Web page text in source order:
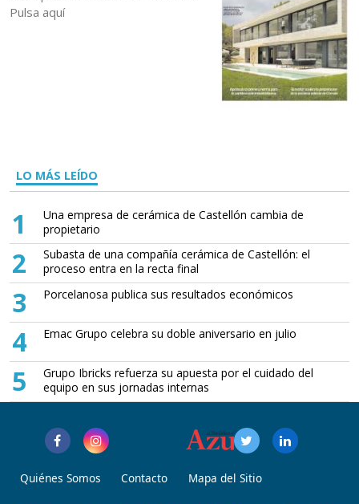
Pulsa aquí
LO MÁS LEÍDO
1
Una empresa de cerámica de Castellón cambia de
propietario
2
Subasta de una compañía cerámica de Castellón: el
proceso entra en la recta final
3 Porcelanosa publica sus resultados económicos
4 Emac Grupo celebra su doble aniversario en julio
5
Grupo Ibricks refuerza su apuesta por el cuidado del
equipo en sus jornadas internas
Quiénes Somos Contacto Mapa del Sitio